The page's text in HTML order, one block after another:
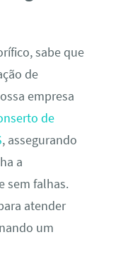
sabe que
de
empresa
de
, assegurando
a
sem falhas.
atender
um